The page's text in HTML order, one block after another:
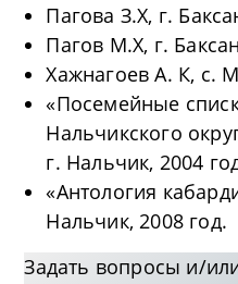
Пагова З.Х, г.
Пагов М.Х, г.
Хажнагоев А. К, с.
«Посемейные
Нальчикского
г. Нальчик, 2004
«Антология
Нальчик, 2008 год.
Задать вопросы и/